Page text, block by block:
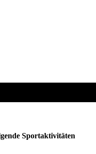
Sportaktivitäten